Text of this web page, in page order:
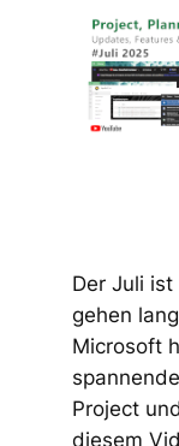
Der Juli
gehen
Microsoft
Project
diesem